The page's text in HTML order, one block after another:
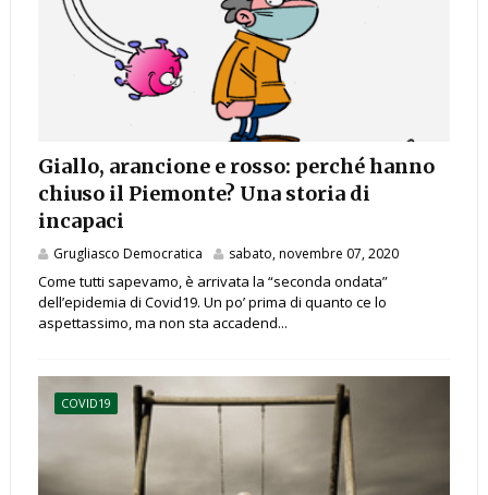
Giallo, arancione e rosso: perché hanno
chiuso il Piemonte? Una storia di
incapaci
Grugliasco Democratica sabato, novembre 07, 2020
Come tutti sapevamo, è arrivata la “seconda ondata”
dell’epidemia di Covid19. Un po’ prima di quanto ce lo
aspettassimo, ma non sta accadend...
COVID19